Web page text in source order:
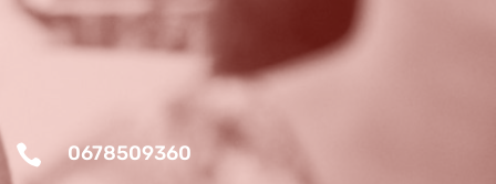
 0678509360